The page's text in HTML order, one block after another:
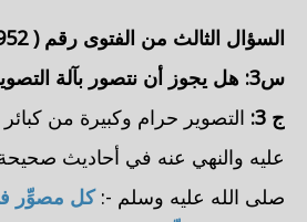
السؤال الثالث من الفتوى رقم (
س3:
هل يجوز أن نتصور بآلة
ج 3:
التصوير حرام وكبيرة من
عليه والنهي عنه في أحاديث
صلى الله عليه وسلم -:كل مصوِّر في